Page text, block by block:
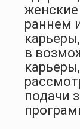
раннем
в
подачи